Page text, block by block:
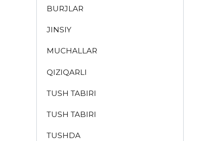
BURJLAR
JINSIY
MUCHALLAR
QIZIQARLI
TUSH TABIRI
TUSH TABIRI
TUSHDA